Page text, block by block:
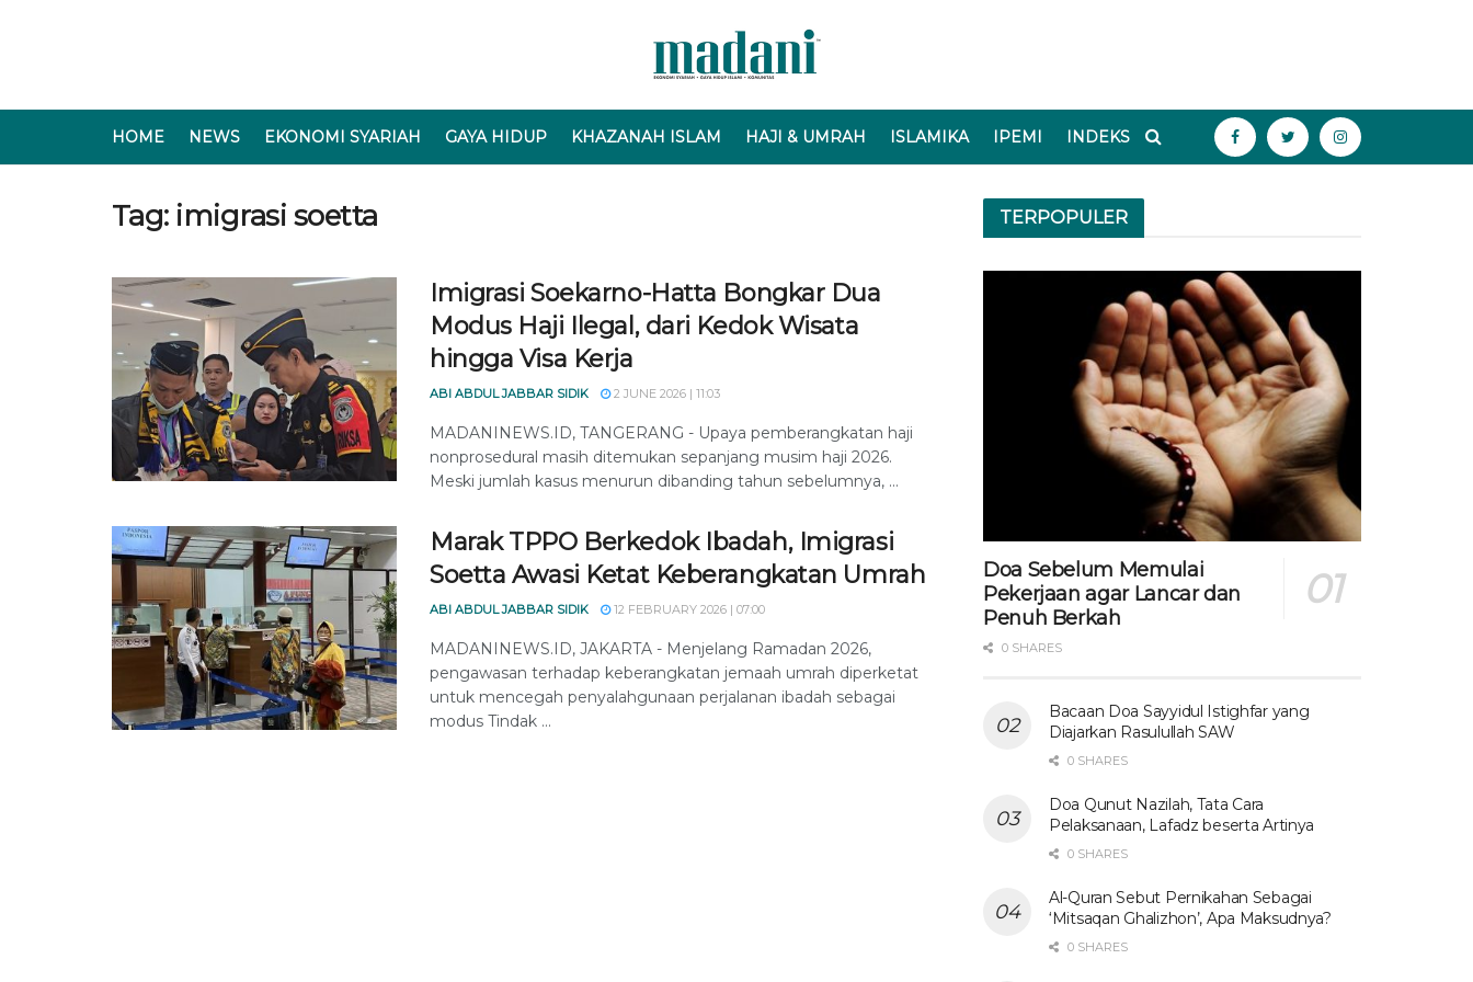
HOME NEWS EKONOMI SYARIAH GAYA HIDUP KHAZANAH ISLAM HAJI & UMRAH ISLAMIKA IPEMI INDEKS
Tag: imigrasi soetta
Imigrasi Soekarno-Hatta Bongkar Dua
Modus Haji Ilegal, dari Kedok Wisata
hingga Visa Kerja
ABI ABDUL JABBAR SIDIK 2 JUNE 2026 | 11:03
MADANINEWS.ID, TANGERANG - Upaya pemberangkatan haji
nonprosedural masih ditemukan sepanjang musim haji 2026.
Meski jumlah kasus menurun dibanding tahun sebelumnya, ...
Marak TPPO Berkedok Ibadah, Imigrasi
Soetta Awasi Ketat Keberangkatan Umrah
ABI ABDUL JABBAR SIDIK 12 FEBRUARY 2026 | 07:00
MADANINEWS.ID, JAKARTA - Menjelang Ramadan 2026,
pengawasan terhadap keberangkatan jemaah umrah diperketat
untuk mencegah penyalahgunaan perjalanan ibadah sebagai
modus Tindak ...
TERPOPULER
Doa Sebelum Memulai
Pekerjaan agar Lancar dan
Penuh Berkah
0 SHARES
Bacaan Doa Sayyidul Istighfar yang
Diajarkan Rasulullah SAW
0 SHARES
Doa Qunut Nazilah, Tata Cara
Pelaksanaan, Lafadz beserta Artinya
0 SHARES
Al-Quran Sebut Pernikahan Sebagai
‘Mitsaqan Ghalizhon’, Apa Maksudnya?
0 SHARES